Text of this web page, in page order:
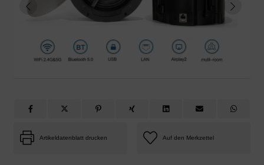
Artikeldatenblatt drucken